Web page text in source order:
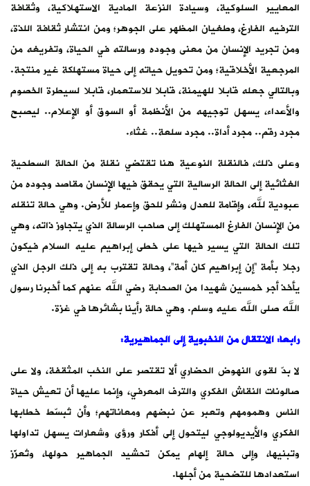
المعايير السلوكية، وسيادة النزعة المادية الاستهلاكية، وثقافة
الترفيه الفارغ، وطغيان المظهر على الجوهر؛ ومن انتشار ثقافة اللذة،
ومن تجريد الإنسان من معنى وجوده ورسالته في الحياة، وتفريغه من
المرجعية الأخلاقية؛ ومن تحويل حياته إلى حياة مستهلكة غير منتجة.
وبالتالي جعله قابلا للهيمنة، قابلا للاستعمار، قابلا لسيطرة الخصوم
والأعداء، يسهل توجيهه من الأنظمة أو السوق أو الإعلام.. ليصبح
مجرد رقم.. مجرد أداة.. مجرد سلعة.. غثاء.
وعلى ذلك، فالنقلة النوعية هنا تقتضي نقلة من الحالة السطحية
الغثائية إلى الحالة الرسالية التي يحقق فيها الإنسان مقاصد وجوده من
عبودية لله، وإقامة للعدل ونشر للحق وإعمار للأرض. وهي حالة تنقله
من الإنسان الفارغ المستهلك إلى صاحب الرسالة الذي يتجاوز ذاته، وهي
تلك الحالة التي يسير فيها على خطى إبراهيم عليه السلام فيكون
رجلا بأمة “إن إبراهيم كان أمة”، وحالة تقترب به إلى ذلك الرجل الذي
يأخذ أجر خمسين شهيدا من الصحابة رضي الله عنهم كما أخبرنا رسول
الله صلى الله عليه وسلم. وهي حالة رأينا بشائرها في غزة.
رابعا: الانتقال من النخبوية إلى الجماهيرية:
لا بدّ لقوى النهوض الحضاري ألا تقتصر على النخب المثقفة، ولا على
صالونات النقاش الفكري والترف المعرفي، وإنما عليها أن تعيش حياة
الناس وهمومهم وتعبر عن نبضهم ومعاناتهم؛ وأن تُبسّط خطابها
الفكري والأيديولوجي ليتحول إلى أفكار ورؤى وشعارات يسهل تداولها
وتبنيها، وإلى حالة إلهام يمكن تحشيد الجماهير حولها، وتُعزّز
استعدادها للتضحية من أجلها.